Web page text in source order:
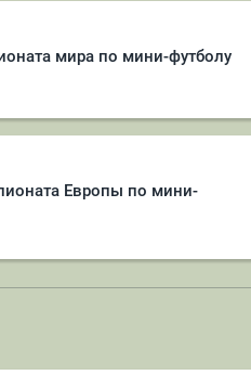
мира по мини-футболу
Европы по мини-